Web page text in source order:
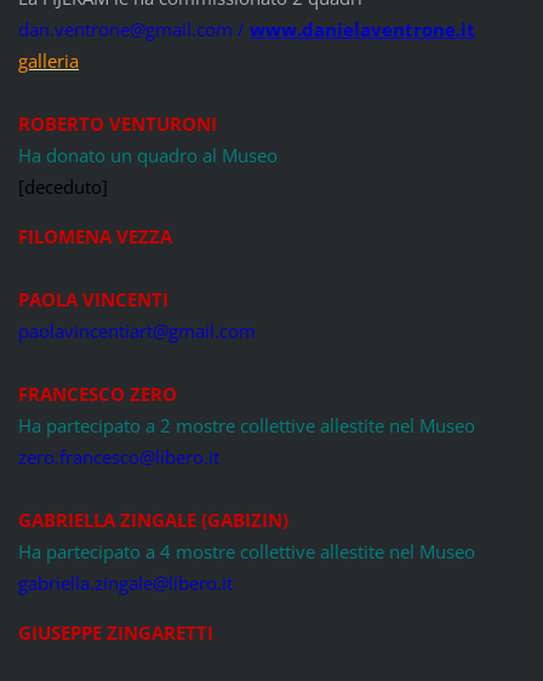
dan.ventrone@gmail.com / www.danielaventrone.it
galleria
ROBERTO VENTURONI
Ha donato un quadro al Museo
[deceduto]
FILOMENA VEZZA
PAOLA VINCENTI
paolavincentiart@gmail.com
FRANCESCO ZERO
Ha partecipato a 2 mostre collettive allestite nel Museo
zero.francesco@libero.it
GABRIELLA ZINGALE (GABIZIN)
Ha partecipato a 4 mostre collettive allestite nel Museo
gabriella.zingale@libero.it
GIUSEPPE ZINGARETTI